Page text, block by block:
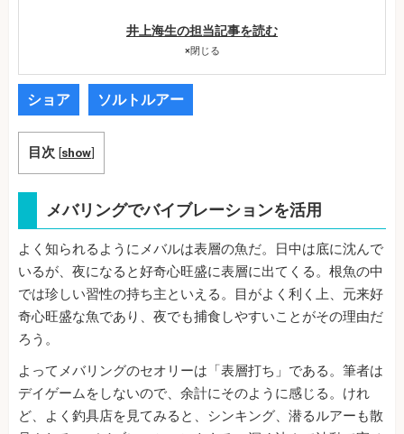
井上海生の担当記事を読む
×閉じる
ショア ソルトルアー
目次 [show]
メバリングでバイブレーションを活用
よく知られるようにメバルは表層の魚だ。日中は底に沈んで
いるが、夜になると好奇心旺盛に表層に出てくる。根魚の中
では珍しい習性の持ち主といえる。目がよく利く上、元来好
奇心旺盛な魚であり、夜でも捕食しやすいことがその理由だ
ろう。
よってメバリングのセオリーは「表層打ち」である。筆者は
デイゲームをしないので、余計にそのように感じる。けれ
ど、よく釣具店を見てみると、シンキング、潜るルアーも散